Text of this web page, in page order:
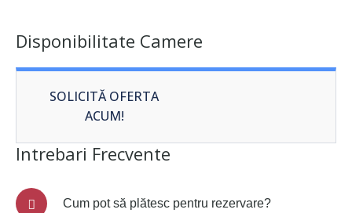
Disponibilitate Camere
SOLICITĂ OFERTA
ACUM!
Intrebari Frecvente
Cum pot să plătesc pentru rezervare?